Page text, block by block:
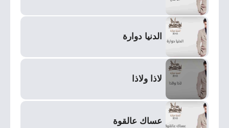
الدنيا دوارة
لاذا ولاذا
عساك عالقوة